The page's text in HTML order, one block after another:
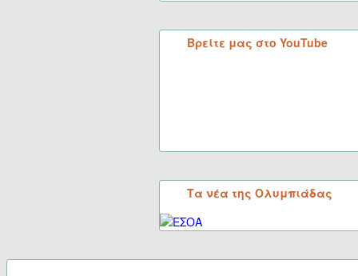
Βρείτε μας στο YouTube
Τα νέα της Ολυμπιάδας